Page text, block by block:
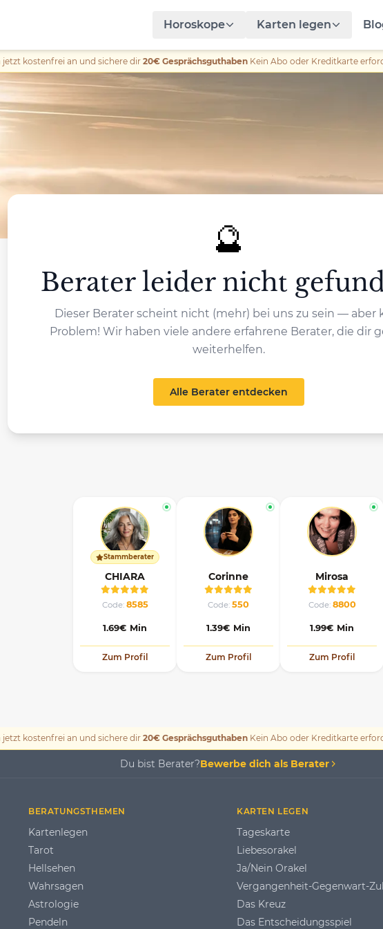
Horoskope Karten legen
jetzt kostenfrei an und sichere dir20€ Gesprächsguthaben Kein Abo oder Kreditkarte
🔮
Berater leider nicht
Dieser Berater scheint nicht (mehr) bei uns zu sein — aber
Problem! Wir haben viele andere erfahrene Berater, die dir
weiterhelfen.
Alle Berater entdecken
Stammberater
CHIARA
Code: 8585
1.69€ Min
Zum Profil
Corinne
Code: 550
1.39€ Min
Zum Profil
Mirosa
Code: 8800
1.99€ Min
Zum Profil
jetzt kostenfrei an und sichere dir20€ Gesprächsguthaben Kein Abo oder Kreditkarte
Du bist Berater?Bewerbe dich als Berater
BERATUNGSTHEMEN
Kartenlegen
Tarot
Hellsehen
Wahrsagen
Astrologie
Pendeln
KARTEN LEGEN
Tageskarte
Liebesorakel
Ja/Nein Orakel
Vergangenheit-Gegenwart-
Das Kreuz
Das Entscheidungsspiel